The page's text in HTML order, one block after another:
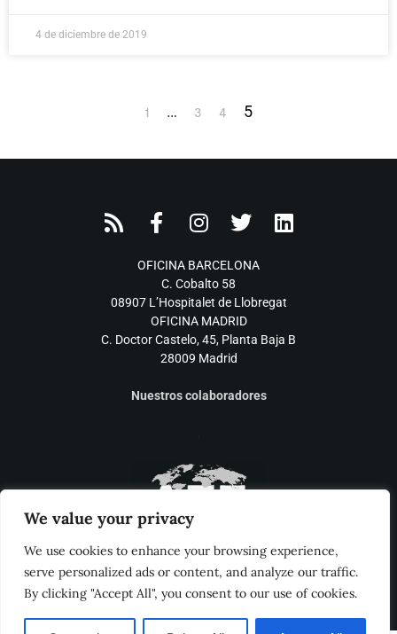
We value your privacy
We use cookies to enhance your browsing experience,
serve personalized ads or content, and analyze our traffic.
By clicking "Accept All", you consent to our use of cookies.
4 de diciembre de 2019
1 … 3 4 5
OFICINA BARCELONA
C. Cobalto 58
08907 L’Hospitalet de Llobregat
OFICINA MADRID
C. Doctor Castelo, 45, Planta Baja B
28009 Madrid
Nuestros colaboradores
Aviso legal Política de privacidad
© Aquí tu Reforma 2019 Todos